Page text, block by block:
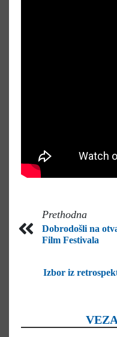
Prethodna
Dobrodošli na
Film Festivala
Izbor iz